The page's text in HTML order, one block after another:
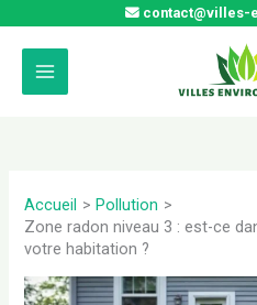
contenu
contact@villes-
Accueil
Pollution
Zone radon niveau 3 : est-ce
votre habitation ?